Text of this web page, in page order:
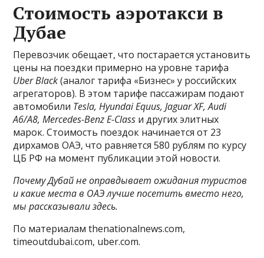
Стоимость аэротакси в
Дубае
Перевозчик обещает, что постарается установить
цены на поездки примерно на уровне тарифа
Uber Black(аналог тарифа «Бизнес» у российских
агрегаторов). В этом тарифе пассажирам подают
автомобили Tesla, Hyundai Equus, Jaguar XF, Audi
A6/A8, Mercedes-Benz E-Class и других элитных
марок. Стоимость поездок начинается от 23
дирхамов ОАЭ, что равняется 580 рублям по курсу
ЦБ РФ на момент публикации этой новости.
Почему Дубай не оправдывает ожидания туристов
и какие места в ОАЭ лучше посетить вместо него,
мы рассказывализдесь.
По материалам thenationalnews.com,
timeoutdubai.com, uber.com.